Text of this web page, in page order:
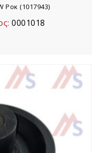
Ροκ (1017943)
0001018